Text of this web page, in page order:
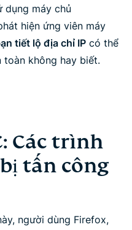
dụng máy chủ
hiện ứng viên máy
tiết lộ địa chỉ IP có thể
toàn không hay biết.
Các trình
tấn công
người dùng Firefox,